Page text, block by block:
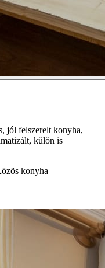
jól felszerelt konyha,
külön is
konyha